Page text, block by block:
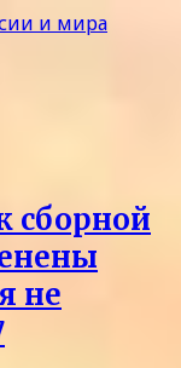
сборной
не